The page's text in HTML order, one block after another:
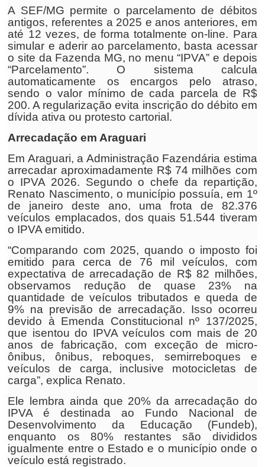
A SEF/MG permite o parcelamento de débitos
antigos, referentes a 2025 e anos anteriores, em
até 12 vezes, de forma totalmente on-line. Para
simular e aderir ao parcelamento, basta acessar
o site da Fazenda MG, no menu “IPVA” e depois
“Parcelamento”. O sistema calcula
automaticamente os encargos pelo atraso,
sendo o valor mínimo de cada parcela de R$
200. A regularização evita inscrição do débito em
dívida ativa ou protesto cartorial.
Arrecadação em Araguari
Em Araguari, a Administração Fazendária estima
arrecadar aproximadamente R$ 74 milhões com
o IPVA 2026. Segundo o chefe da repartição,
Renato Nascimento, o município possuía, em 1º
de janeiro deste ano, uma frota de 82.376
veículos emplacados, dos quais 51.544 tiveram
o IPVA emitido.
“Comparando com 2025, quando o imposto foi
emitido para cerca de 76 mil veículos, com
expectativa de arrecadação de R$ 82 milhões,
observamos redução de quase 23% na
quantidade de veículos tributados e queda de
9% na previsão de arrecadação. Isso ocorreu
devido à Emenda Constitucional nº 137/2025,
que isentou do IPVA veículos com mais de 20
anos de fabricação, com exceção de micro-
ônibus, ônibus, reboques, semirreboques e
veículos de carga, inclusive motocicletas de
carga”, explica Renato.
Ele lembra ainda que 20% da arrecadação do
IPVA é destinada ao Fundo Nacional de
Desenvolvimento da Educação (Fundeb),
enquanto os 80% restantes são divididos
igualmente entre o Estado e o município onde o
veículo está registrado.